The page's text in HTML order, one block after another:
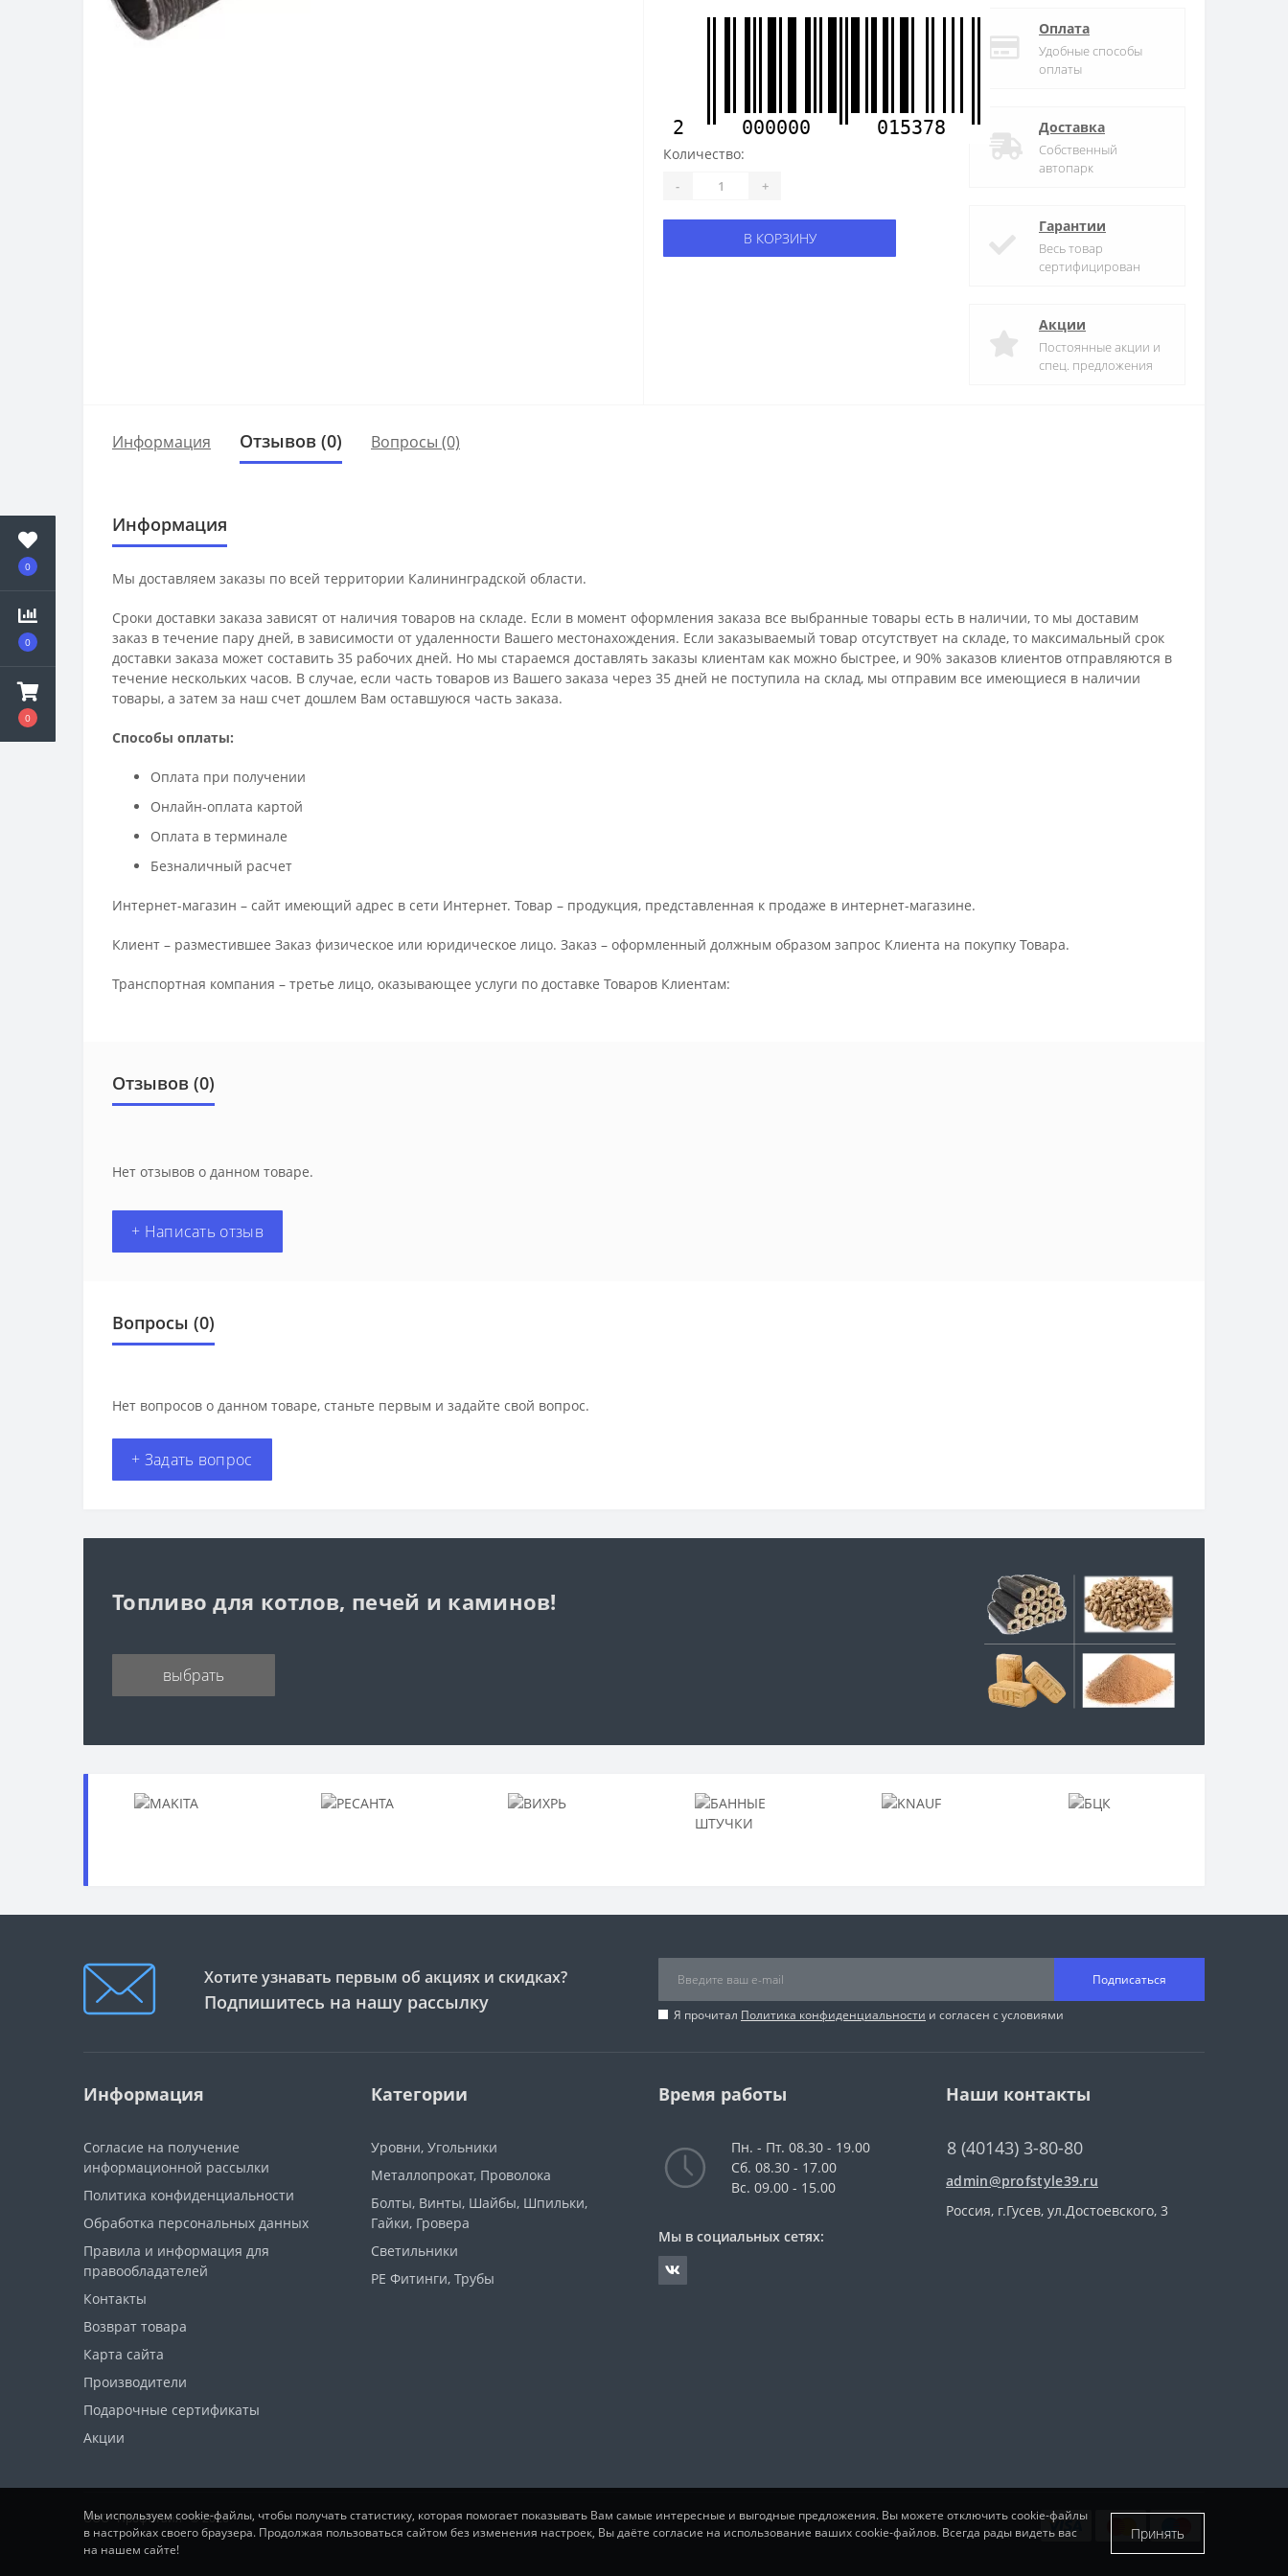
0
0
0
2 000000 015378
Количество:
- +
В КОРЗИНУ
Оплата
Удобные способы
оплаты
Доставка
Собственный
автопарк
Гарантии
Весь товар
сертифицирован
Акции
Постоянные акции и
спец. предложения
Информация Отзывов (0) Вопросы (0)
Информация
Мы доставляем заказы по всей территории Калининградской области.
Сроки доставки заказа зависят от наличия товаров на складе. Если в момент оформления заказа все выбранные товары есть в наличии, то мы доставим
заказ в течение пару дней, в зависимости от удаленности Вашего местонахождения. Если заказываемый товар отсутствует на складе, то максимальный срок
доставки заказа может составить 35 рабочих дней. Но мы стараемся доставлять заказы клиентам как можно быстрее, и 90% заказов клиентов отправляются в
течение нескольких часов. В случае, если часть товаров из Вашего заказа через 35 дней не поступила на склад, мы отправим все имеющиеся в наличии
товары, а затем за наш счет дошлем Вам оставшуюся часть заказа.
Способы оплаты:
Оплата при получении
Онлайн-оплата картой
Оплата в терминале
Безналичный расчет
Интернет-магазин – сайт имеющий адрес в сети Интернет. Товар – продукция, представленная к продаже в интернет-магазине.
Клиент – разместившее Заказ физическое или юридическое лицо. Заказ – оформленный должным образом запрос Клиента на покупку Товара.
Транспортная компания – третье лицо, оказывающее услуги по доставке Товаров Клиентам:
Отзывов (0)
Нет отзывов о данном товаре.
+ Написать отзыв
Вопросы (0)
Нет вопросов о данном товаре, станьте первым и задайте свой вопрос.
+ Задать вопрос
Топливо для котлов, печей и каминов!
выбрать
Хотите узнавать первым об акциях и скидках?
Подпишитесь на нашу рассылку
Подписаться
Я прочитал Политика конфиденциальности и согласен с условиями
Информация
Согласие на получение
информационной рассылки
Политика конфиденциальности
Обработка персональных данных
Правила и информация для
правообладателей
Контакты
Возврат товара
Карта сайта
Производители
Подарочные сертификаты
Акции
Категории
Уровни, Угольники
Металлопрокат, Проволока
Болты, Винты, Шайбы, Шпильки,
Гайки, Гровера
Светильники
PE Фитинги, Трубы
Время работы
Пн. - Пт. 08.30 - 19.00
Сб. 08.30 - 17.00
Вс. 09.00 - 15.00
Мы в социальных сетях:
Наши контакты
8 (40143) 3-80-80
admin@profstyle39.ru
Россия, г.Гусев, ул.Достоевского, 3
ООО "ПрофСтайл" © 2026
Мы используем cookie-файлы, чтобы получать статистику, которая помогает показывать Вам самые интересные и выгодные предложения. Вы можете отключить cookie-файлы
в настройках своего браузера. Продолжая пользоваться сайтом без изменения настроек, Вы даёте согласие на использование ваших cookie-файлов. Всегда рады видеть вас
на нашем сайте!
Принять